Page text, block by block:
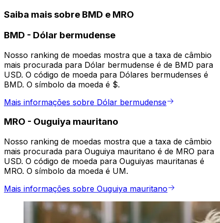
Saiba mais sobre BMD e MRO
BMD - Dólar bermudense
Nosso ranking de moedas mostra que a taxa de câmbio
mais procurada para Dólar bermudense é de BMD para
USD. O código de moeda para Dólares bermudenses é
BMD. O símbolo da moeda é $.
Mais informações sobre Dólar bermudense
MRO - Ouguiya mauritano
Nosso ranking de moedas mostra que a taxa de câmbio
mais procurada para Ouguiya mauritano é de MRO para
USD. O código de moeda para Ouguiyas mauritanas é
MRO. O símbolo da moeda é UM.
Mais informações sobre Ouguiya mauritano